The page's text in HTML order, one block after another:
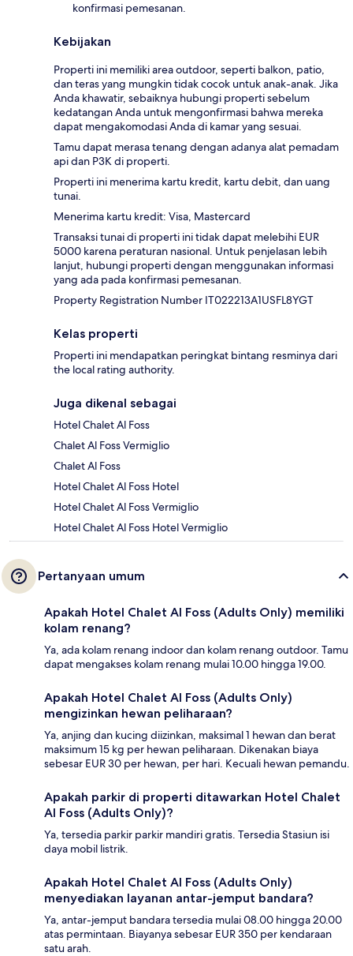
konfirmasi pemesanan.
Kebijakan
Properti ini memiliki area outdoor, seperti balkon, patio,
dan teras yang mungkin tidak cocok untuk anak-anak. Jika
Anda khawatir, sebaiknya hubungi properti sebelum
kedatangan Anda untuk mengonfirmasi bahwa mereka
dapat mengakomodasi Anda di kamar yang sesuai.
Tamu dapat merasa tenang dengan adanya alat pemadam
api dan P3K di properti.
Properti ini menerima kartu kredit, kartu debit, dan uang
tunai.
Menerima kartu kredit: Visa, Mastercard
Transaksi tunai di properti ini tidak dapat melebihi EUR
5000 karena peraturan nasional. Untuk penjelasan lebih
lanjut, hubungi properti dengan menggunakan informasi
yang ada pada konfirmasi pemesanan.
Property Registration Number IT022213A1USFL8YGT
Kelas properti
Properti ini mendapatkan peringkat bintang resminya dari
the local rating authority.
Juga dikenal sebagai
Hotel Chalet Al Foss
Chalet Al Foss Vermiglio
Chalet Al Foss
Hotel Chalet Al Foss Hotel
Hotel Chalet Al Foss Vermiglio
Hotel Chalet Al Foss Hotel Vermiglio
Pertanyaan umum
Apakah Hotel Chalet Al Foss (Adults Only) memiliki
kolam renang?
Ya, ada kolam renang indoor dan kolam renang outdoor. Tamu
dapat mengakses kolam renang mulai 10.00 hingga 19.00.
Apakah Hotel Chalet Al Foss (Adults Only)
mengizinkan hewan peliharaan?
Ya, anjing dan kucing diizinkan, maksimal 1 hewan dan berat
maksimum 15 kg per hewan peliharaan. Dikenakan biaya
sebesar EUR 30 per hewan, per hari. Kecuali hewan pemandu.
Apakah parkir di properti ditawarkan Hotel Chalet
Al Foss (Adults Only)?
Ya, tersedia parkir parkir mandiri gratis. Tersedia Stasiun isi
daya mobil listrik.
Apakah Hotel Chalet Al Foss (Adults Only)
menyediakan layanan antar-jemput bandara?
Ya, antar-jemput bandara tersedia mulai 08.00 hingga 20.00
atas permintaan. Biayanya sebesar EUR 350 per kendaraan
satu arah.